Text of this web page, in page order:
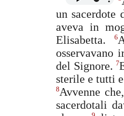
un sacerdote
aveva in
Elisabetta.
6
osservavano
del Signore. 7
sterile e tutti
8Avvenne
sacerdotali